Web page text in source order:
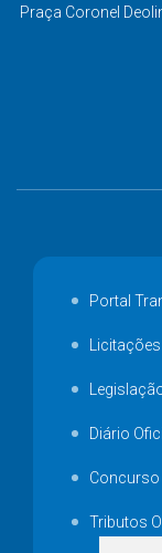
Praça Coronel
Portal
Licitações
Diário
Concurso
Tributos